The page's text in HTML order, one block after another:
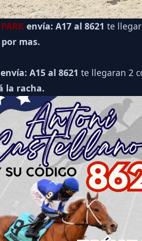
envía: A17 al 8621 te
mas.
envía: A15 al 8621 te llegaran 2
la racha.